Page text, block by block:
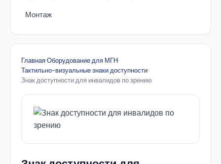
Монтаж
Главная·Оборудование для МГН·
Тактильно-визуальные знаки доступности·
Знак доступности для инвалидов по зрению